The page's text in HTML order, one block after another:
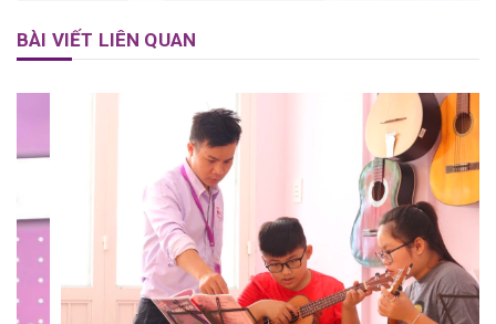
BÀI VIẾT LIÊN QUAN